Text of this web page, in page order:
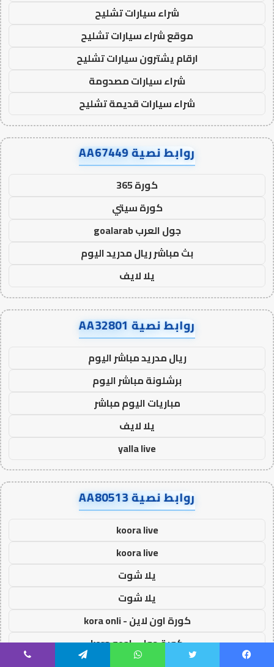
شراء سيارات تشليح
موقع شراء سيارات تشليح
ارقام يشترون سيارات تشليح
شراء سيارات مصدومة
شراء سيارات قديمة تشليح
روابط نصية AA67449
كورة 365
كورة سيتي
جول العرب goalarab
بث مباشر ريال مدريد اليوم
يلا لايف
روابط نصية AA32801
ريال مدريد مباشر اليوم
برشلونة مباشر اليوم
مباريات اليوم مباشر
يلا لايف
yalla live
روابط نصية AA80513
koora live
koora live
يلا شوت
يلا شوت
كورة اون لاين - kora onli
كورة جول - kora goal